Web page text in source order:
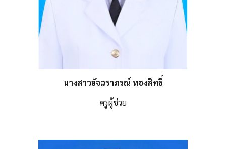
นางสาวอัจฉราภรณ์ ทองสิทธิ์
ครูผู้ช่วย